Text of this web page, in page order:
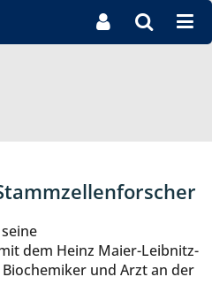
dem Heinz Maier-Leibnitz-
und Arzt an der